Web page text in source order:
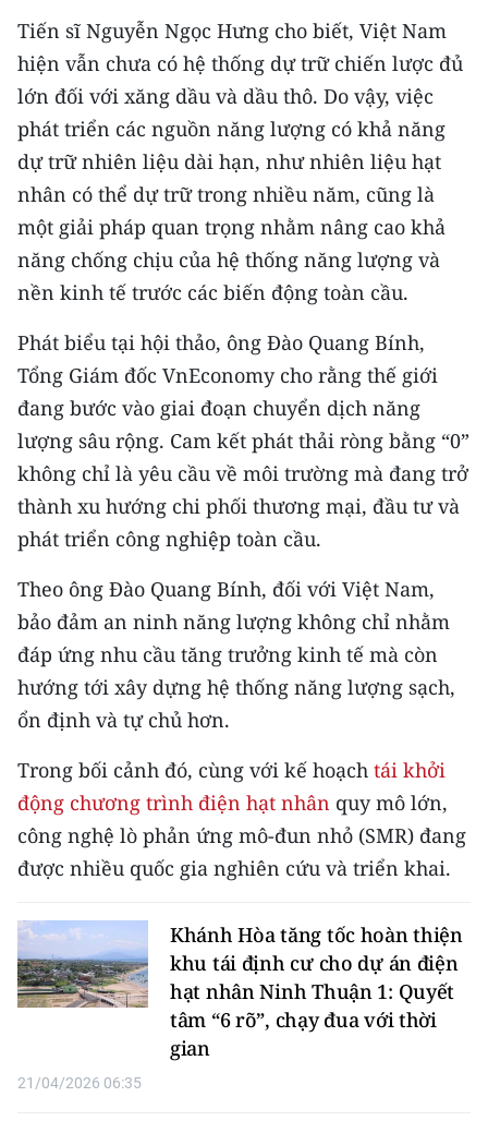
Tiến sĩ Nguyễn Ngọc Hưng cho biết, Việt Nam
hiện vẫn chưa có hệ thống dự trữ chiến lược đủ
lớn đối với xăng dầu và dầu thô. Do vậy, việc
phát triển các nguồn năng lượng có khả năng
dự trữ nhiên liệu dài hạn, như nhiên liệu hạt
nhân có thể dự trữ trong nhiều năm, cũng là
một giải pháp quan trọng nhằm nâng cao khả
năng chống chịu của hệ thống năng lượng và
nền kinh tế trước các biến động toàn cầu.
Phát biểu tại hội thảo, ông Đào Quang Bính,
Tổng Giám đốc VnEconomy cho rằng thế giới
đang bước vào giai đoạn chuyển dịch năng
lượng sâu rộng. Cam kết phát thải ròng bằng “0”
không chỉ là yêu cầu về môi trường mà đang trở
thành xu hướng chi phối thương mại, đầu tư và
phát triển công nghiệp toàn cầu.
Theo ông Đào Quang Bính, đối với Việt Nam,
bảo đảm an ninh năng lượng không chỉ nhằm
đáp ứng nhu cầu tăng trưởng kinh tế mà còn
hướng tới xây dựng hệ thống năng lượng sạch,
ổn định và tự chủ hơn.
Trong bối cảnh đó, cùng với kế hoạch tái khởi
động chương trình điện hạt nhân quy mô lớn,
công nghệ lò phản ứng mô-đun nhỏ (SMR) đang
được nhiều quốc gia nghiên cứu và triển khai.
Khánh Hòa tăng tốc hoàn thiện
khu tái định cư cho dự án điện
hạt nhân Ninh Thuận 1: Quyết
tâm “6 rõ”, chạy đua với thời
gian
21/04/2026 06:35